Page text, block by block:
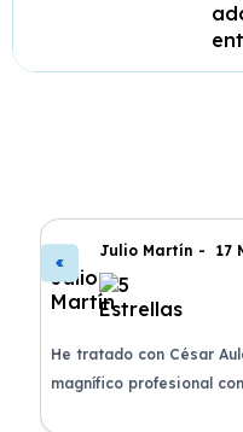
Julio Martín - 17
He tratado con César
magnífico profesional